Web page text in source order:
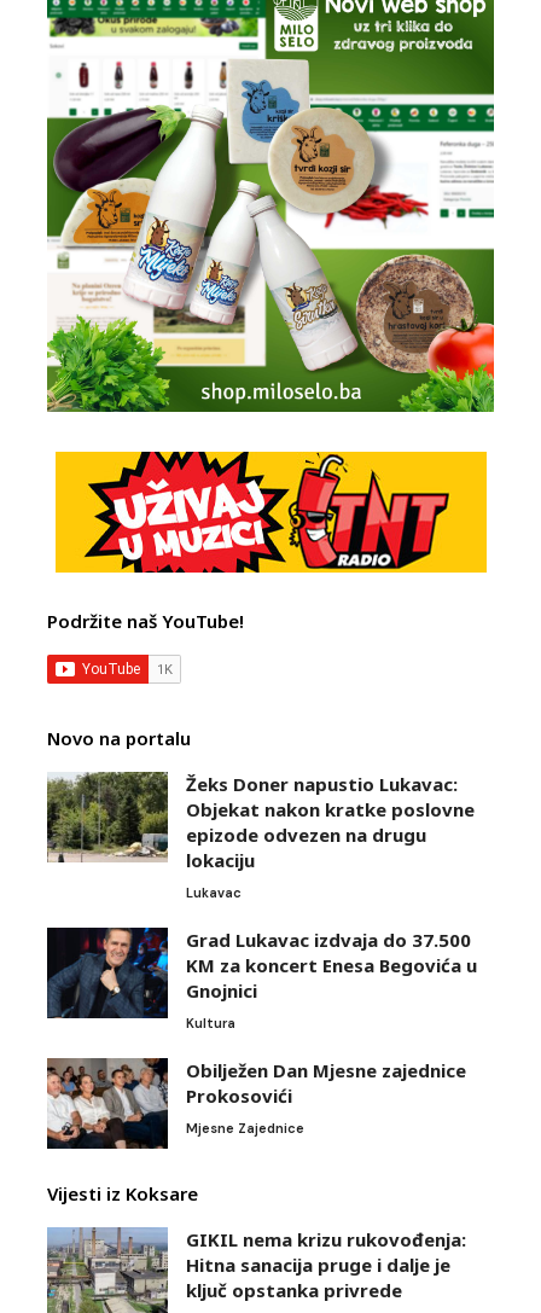
Podržite naš YouTube!
Novo na portalu
Žeks Doner napustio Lukavac:
Objekat nakon kratke poslovne
epizode odvezen na drugu
lokaciju
Lukavac
Grad Lukavac izdvaja do 37.500
KM za koncert Enesa Begovića u
Gnojnici
Kultura
Obilježen Dan Mjesne zajednice
Prokosovići
Mjesne Zajednice
Vijesti iz Koksare
GIKIL nema krizu rukovođenja:
Hitna sanacija pruge i dalje je
ključ opstanka privrede